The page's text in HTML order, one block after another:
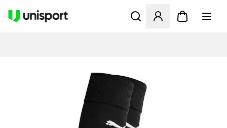
Åbner en Modal til at